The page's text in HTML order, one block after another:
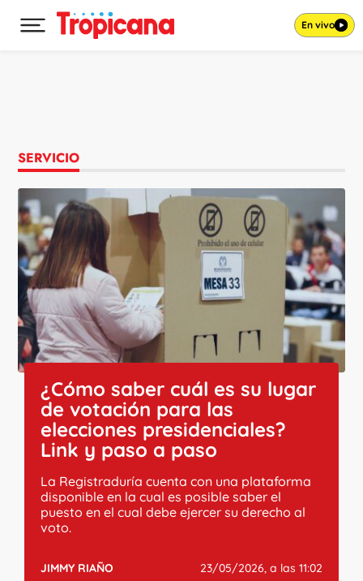
Desplegar menú principal En vivo
SERVICIO
¿Cómo saber cuál es su lugar
de votación para las
elecciones presidenciales?
Link y paso a paso
La Registraduría cuenta con una plataforma
disponible en la cual es posible saber el
puesto en el cual debe ejercer su derecho al
voto.
JIMMY RIAÑO 23/05/2026, a las 11:02